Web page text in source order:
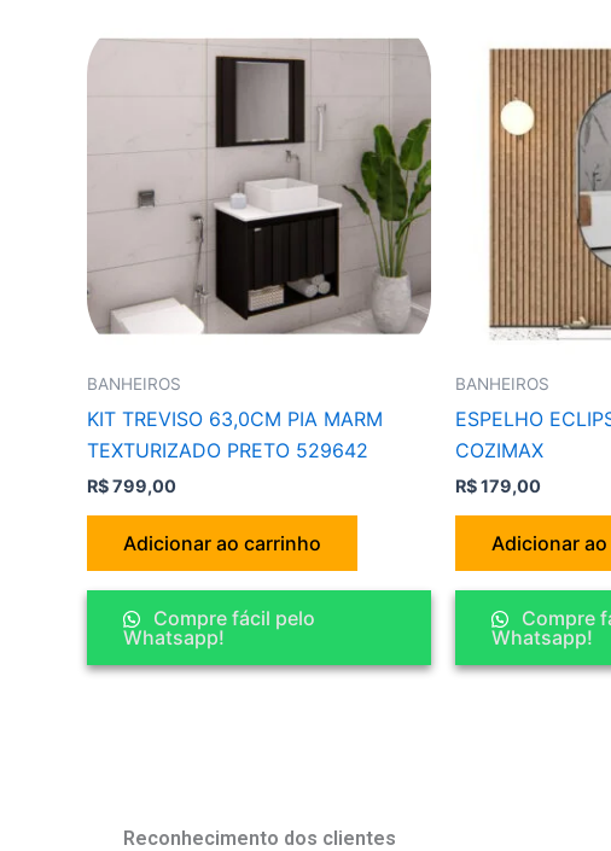
BANHEIROS
KIT TREVISO 63,0CM PIA MARM
TEXTURIZADO PRETO 529642
R$799,00
Adicionar ao carrinho
Compre fácil pelo
Whatsapp!
BANHEIROS
ESPELHO
COZIMAX
R$179,00
Adicionar
Compre
Whatsapp!
Reconhecimento dos clientes